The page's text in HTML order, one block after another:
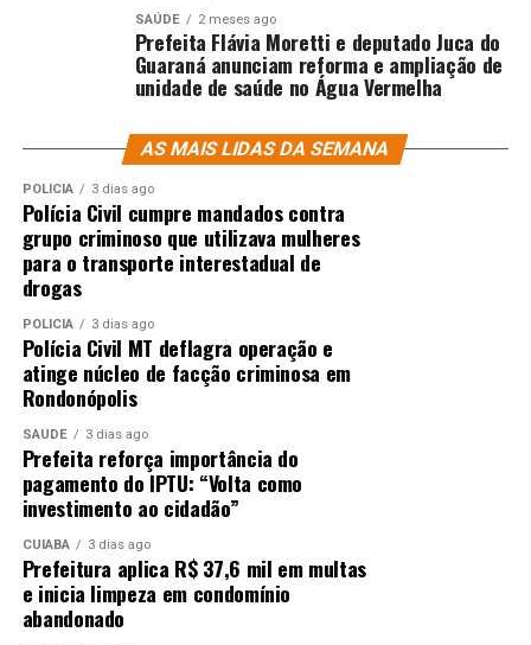
SAÚDE 2 meses ago
Prefeita Flávia Moretti e deputado Juca do
Guaraná anunciam reforma e ampliação de
unidade de saúde no Água Vermelha
AS MAIS LIDAS DA SEMANA
POLÍCIA 3 dias ago
Polícia Civil cumpre mandados contra
grupo criminoso que utilizava mulheres
para o transporte interestadual de
drogas
POLÍCIA 3 dias ago
Polícia Civil MT deflagra operação e
atinge núcleo de facção criminosa em
Rondonópolis
SAÚDE 3 dias ago
Prefeita reforça importância do
pagamento do IPTU: “Volta como
investimento ao cidadão”
CUIABÁ 3 dias ago
Prefeitura aplica R$ 37,6 mil em multas
e inicia limpeza em condomínio
abandonado